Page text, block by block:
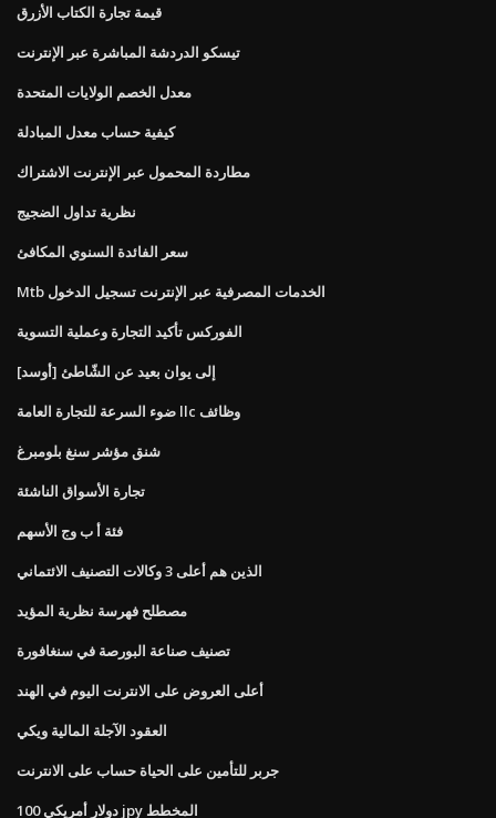
قيمة تجارة الكتاب الأزرق
تيسكو الدردشة المباشرة عبر الإنترنت
معدل الخصم الولايات المتحدة
كيفية حساب معدل المبادلة
مطاردة المحمول عبر الإنترنت الاشتراك
نظرية تداول الضجيج
سعر الفائدة السنوي المكافئ
Mtb الخدمات المصرفية عبر الإنترنت تسجيل الدخول
الفوركس تأكيد التجارة وعملية التسوية
[أوسد] إلى يوان بعيد عن الشّاطئ
ضوء السرعة للتجارة العامة llc وظائف
شنق مؤشر سنغ بلومبرغ
تجارة الأسواق الناشئة
فئة أ ب وج الأسهم
الذين هم أعلى 3 وكالات التصنيف الائتماني
مصطلح فهرسة نظرية المؤيد
تصنيف صناعة البورصة في سنغافورة
أعلى العروض على الانترنت اليوم في الهند
العقود الآجلة المالية ويكي
جربر للتأمين على الحياة حساب على الانترنت
100 دولار أمريكي jpy المخطط